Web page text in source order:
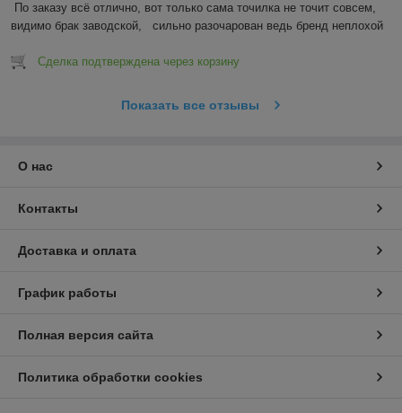
По заказу всё отлично, вот только сама точилка не точит совсем,
видимо брак заводской,   сильно разочарован ведь бренд неплохой
Сделка подтверждена через корзину
Показать все отзывы
О нас
Контакты
Доставка и оплата
График работы
Полная версия сайта
Политика обработки cookies